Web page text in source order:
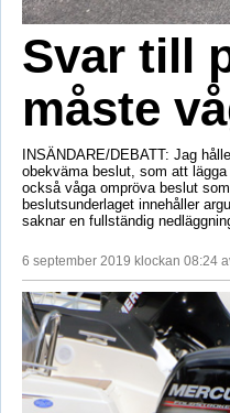
Svar till
måste
INSÄNDARE/DEBATT: Jag
obekväma beslut, som att
också våga ompröva beslut
beslutsunderlaget innehåller
saknar en fullständig
6 september 2019 klockan 08:24